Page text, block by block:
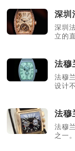
深圳
深圳
立的
法穆
法穆
设计
法穆
法穆
之一